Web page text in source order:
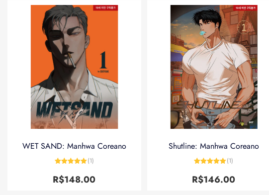
WET SAND: Manhwa Coreano
de 5
(1)
R$148.00
Shutline: Manhwa Coreano
de 5
(1)
R$146.00